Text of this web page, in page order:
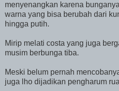
menyenangkan karena
warna yang bisa berubah dari
hingga putih.
Mirip melati costa yang juga
musim berbunga tiba.
Meski belum pernah
juga lho dijadikan pengharum